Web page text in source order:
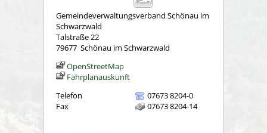
Gemeindeverwaltungsverband Schönau im
Schwarzwald
Talstraße 22
79677 Schönau im Schwarzwald
OpenStreetMap
Fahrplanauskunft
Telefon
07673 8204-0
Fax
07673 8204-14